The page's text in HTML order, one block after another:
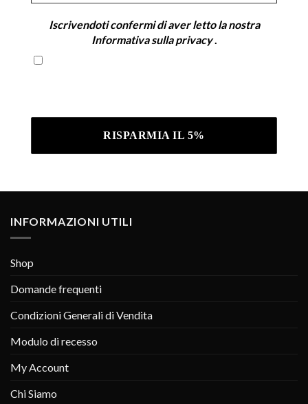
Iscrivendoti confermi di aver letto la nostra
Informativa sulla privacy
INFORMAZIONI UTILI
Shop
Domande frequenti
Condizioni Generali di Vendita
Modulo di recesso
My Account
Chi Siamo